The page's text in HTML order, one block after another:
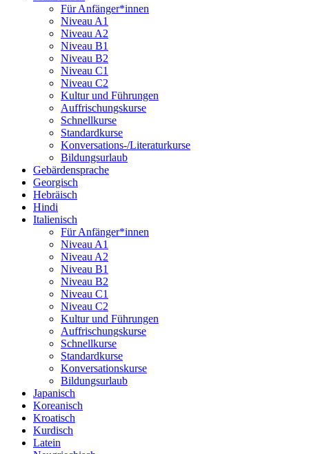
Für Anfänger*innen
Niveau A1
Niveau A2
Niveau B1
Niveau B2
Niveau C1
Niveau C2
Kultur und Führungen
Auffrischungskurse
Schnellkurse
Standardkurse
Konversations-/Literaturkurse
Bildungsurlaub
Gebärdensprache
Georgisch
Hebräisch
Hindi
Italienisch
Für Anfänger*innen
Niveau A1
Niveau A2
Niveau B1
Niveau B2
Niveau C1
Niveau C2
Kultur und Führungen
Auffrischungskurse
Schnellkurse
Standardkurse
Konversationskurse
Bildungsurlaub
Japanisch
Koreanisch
Kroatisch
Kurdisch
Latein